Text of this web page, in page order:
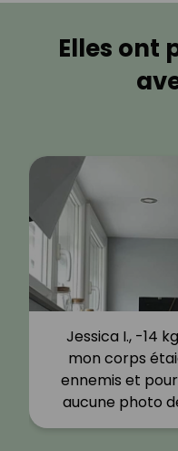
Elles ont
Jessica I., -14
mon corps
ennemis et
aucune photo